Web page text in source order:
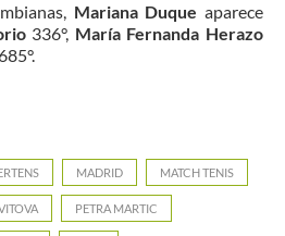
Mariana Duque aparece
336°, María Fernanda Herazo
MADRID MATCH TENIS
PETRA MARTIC